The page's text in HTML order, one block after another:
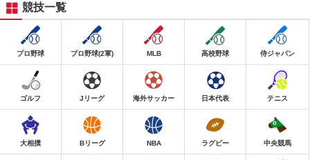
競技一覧
プロ野球 プロ野球(2軍) MLB 高校野球 侍ジャパン
ゴルフ Jリーグ 海外サッカー 日本代表 テニス
大相撲 Bリーグ NBA ラグビー 中央競馬